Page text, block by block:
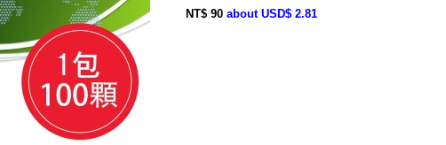
NT$ 90 about USD$ 2.81